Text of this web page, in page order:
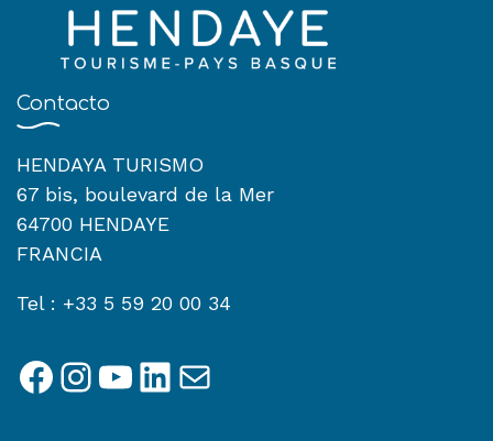
Contacto
HENDAYA TURISMO
67 bis, boulevard de la Mer
64700 HENDAYE
FRANCIA
Tel : +33 5 59 20 00 34
Facebook
Instagram
YouTube
LinkedIn
Correo electrónico